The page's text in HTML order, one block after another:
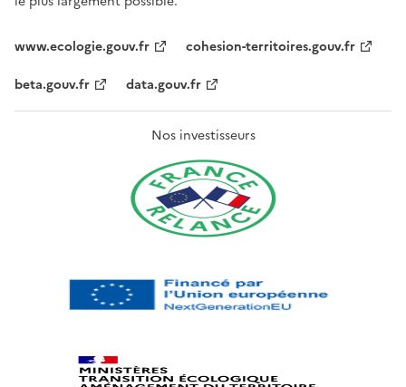
www.ecologie.gouv.fr
cohesion-territoires.gouv.fr
beta.gouv.fr
data.gouv.fr
Nos investisseurs